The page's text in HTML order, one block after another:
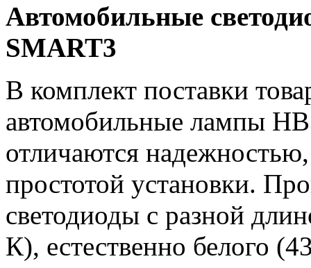
Автомобильные
SMART3
В комплект поставки
автомобильные лампы
отличаются
простотой установки.
светодиоды с разной
К), естественно белого